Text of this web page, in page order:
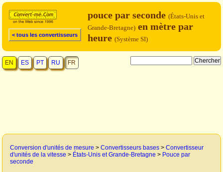
< tous les convertisseurs
pouce par seconde (États-Unis et
Grande-Bretagne) en mètre par
heure (Système SI)
EN ES PT RU FR
Conversion d'unités de mesure > Convertisseurs bases > Convertisseur
d'unités de la vitesse > États-Unis et Grande-Bretagne > Pouce par
seconde